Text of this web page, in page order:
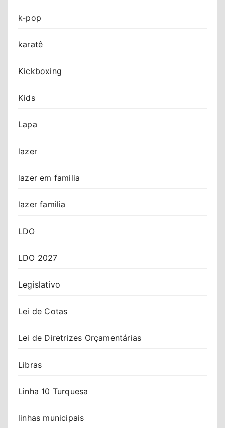
k-pop
karatê
Kickboxing
Kids
Lapa
lazer
lazer em familia
lazer familia
LDO
LDO 2027
Legislativo
Lei de Cotas
Lei de Diretrizes Orçamentárias
Libras
Linha 10 Turquesa
linhas municipais